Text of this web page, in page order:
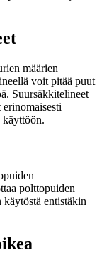
määrien
voit pitää puut
Suursäkkitelineet
polttopuiden
käytöstä entistäkin